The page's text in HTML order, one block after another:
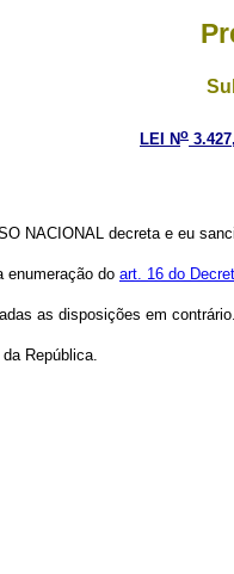
LEI No
NACIONAL decreta e eu
enumeração do art. 16 do
as disposições em contrário.
República.